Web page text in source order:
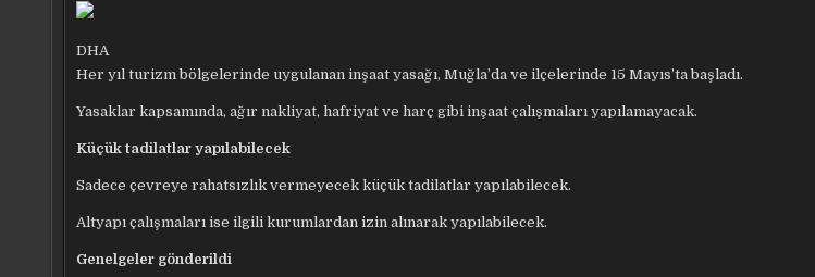
DHA
Her yıl turizm bölgelerinde uygulanan inşaat yasağı, Muğla’da ve ilçelerinde 15 Mayıs’ta başladı.
Yasaklar kapsamında, ağır nakliyat, hafriyat ve harç gibi inşaat çalışmaları yapılamayacak.
Küçük tadilatlar yapılabilecek
Sadece çevreye rahatsızlık vermeyecek küçük tadilatlar yapılabilecek.
Altyapı çalışmaları ise ilgili kurumlardan izin alınarak yapılabilecek.
Genelgeler gönderildi